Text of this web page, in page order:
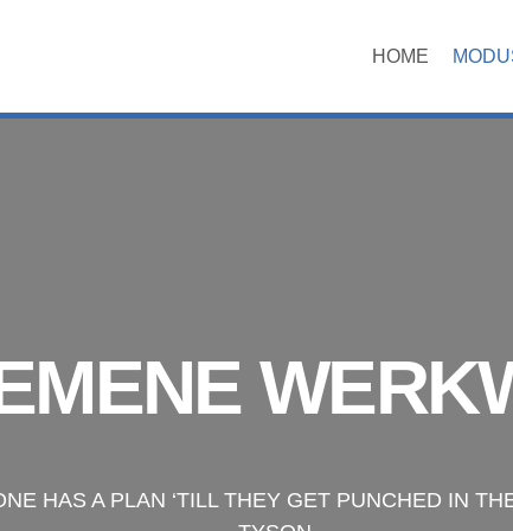
HOME
HAS A PLAN ‘TILL THEY GET PUNCHED IN